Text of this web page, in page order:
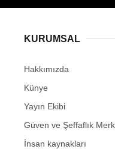
KURUMSAL
Hakkımızda
Künye
Yayın Ekibi
Güven ve Şeffaflık
İnsan kaynakları